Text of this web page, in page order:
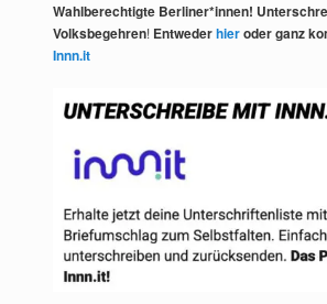
Wahlberechtigte Berliner*innen!
Volksbegehren! Entwederhieroder ganz
Innn.it